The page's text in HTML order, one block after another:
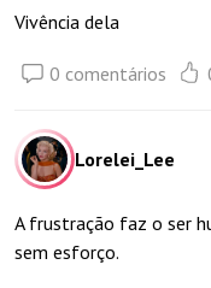
Vivência dela
0 comentários
Lorelei_Lee
A frustração faz o ser
sem esforço.